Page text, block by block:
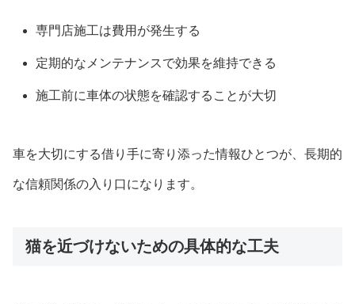
専門店施工は費用が発生する
定期的なメンテナンスで効果を維持できる
施工前に車体の状態を確認することが大切
車を大切にする借り手に寄り添った情報ひとつが、長期的
な信頼関係の入り口になります。
猫を近づけないための具体的な工夫